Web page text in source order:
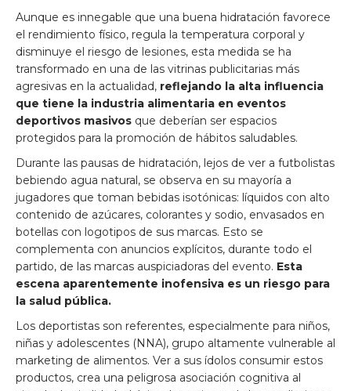
Aunque es innegable que una buena hidratación favorece
el rendimiento físico, regula la temperatura corporal y
disminuye el riesgo de lesiones, esta medida se ha
transformado en una de las vitrinas publicitarias más
agresivas en la actualidad, reflejando la alta influencia
que tiene la industria alimentaria en eventos
deportivos masivos que deberían ser espacios
protegidos para la promoción de hábitos saludables.
Durante las pausas de hidratación, lejos de ver a futbolistas
bebiendo agua natural, se observa en su mayoría a
jugadores que toman bebidas isotónicas: líquidos con alto
contenido de azúcares, colorantes y sodio, envasados en
botellas con logotipos de sus marcas. Esto se
complementa con anuncios explícitos, durante todo el
partido, de las marcas auspiciadoras del evento. Esta
escena aparentemente inofensiva es un riesgo para
la salud pública.
Los deportistas son referentes, especialmente para niños,
niñas y adolescentes (NNA), grupo altamente vulnerable al
marketing de alimentos. Ver a sus ídolos consumir estos
productos, crea una peligrosa asociación cognitiva al